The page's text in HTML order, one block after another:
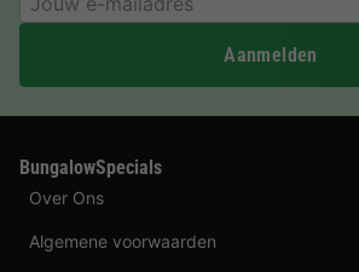
Aanmelden
BungalowSpecials
Over Ons
Algemene voorwaarden